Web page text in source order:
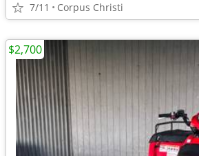
7/11 Corpus Christi
$2,700